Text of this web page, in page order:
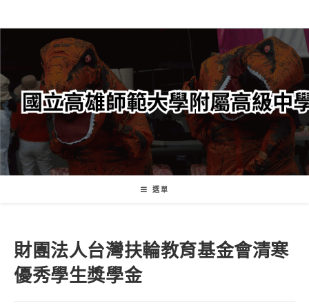
轉
要
內
容
選單
財團法人台灣扶輪教育基金會清寒
優秀學生獎學金